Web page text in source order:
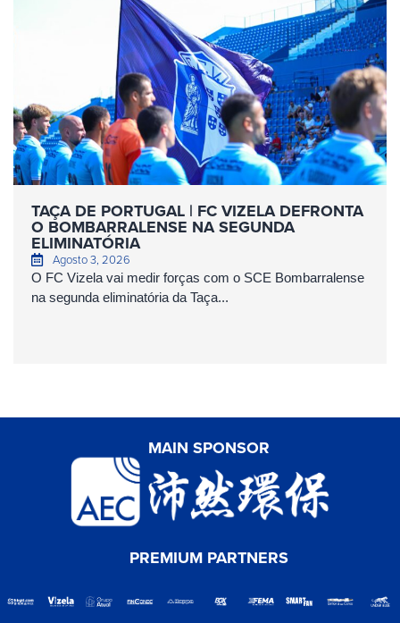
TAÇA DE PORTUGAL | FC VIZELA DEFRONTA
O BOMBARRALENSE NA SEGUNDA
ELIMINATÓRIA
Agosto 3, 2026
O FC Vizela vai medir forças com o SCE Bombarralense
na segunda eliminatória da Taça...
MAIN SPONSOR
PREMIUM PARTNERS